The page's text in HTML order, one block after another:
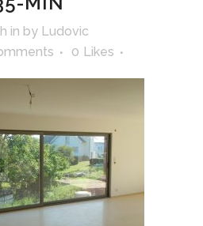
in by Ludovic
0 Likes